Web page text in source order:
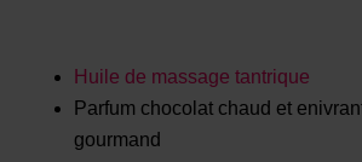
Huile de massage tantrique
Parfum chocolat chaud et
gourmand